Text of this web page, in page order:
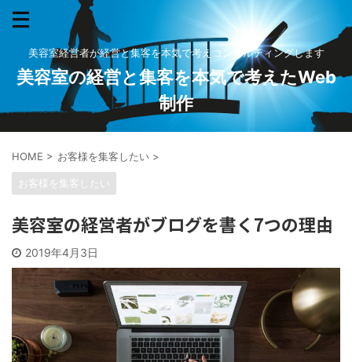
美容室経営者が経営と集客を本気で考えコンサルティングします
美容室の経営と集客を本気で考えたWeb
制作
HOME > お客様を集客したい >
お客様を集客したい
美容室の経営者がブログを書く7つの理由
2019年4月3日